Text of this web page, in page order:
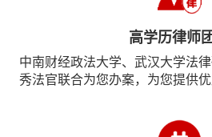
高学历律师
中南财经政法大学、武汉大学法
秀法官联合为您办案，为您提供优